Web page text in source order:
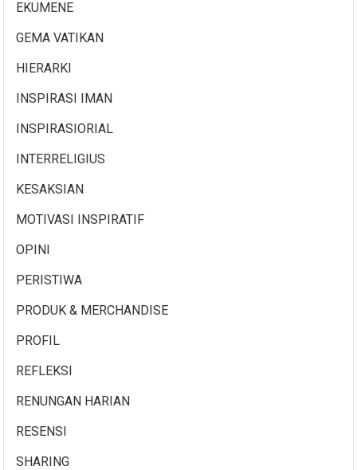
EKUMENE
GEMA VATIKAN
HIERARKI
INSPIRASI IMAN
INSPIRASIORIAL
INTERRELIGIUS
KESAKSIAN
MOTIVASI INSPIRATIF
OPINI
PERISTIWA
PRODUK & MERCHANDISE
PROFIL
REFLEKSI
RENUNGAN HARIAN
RESENSI
SHARING